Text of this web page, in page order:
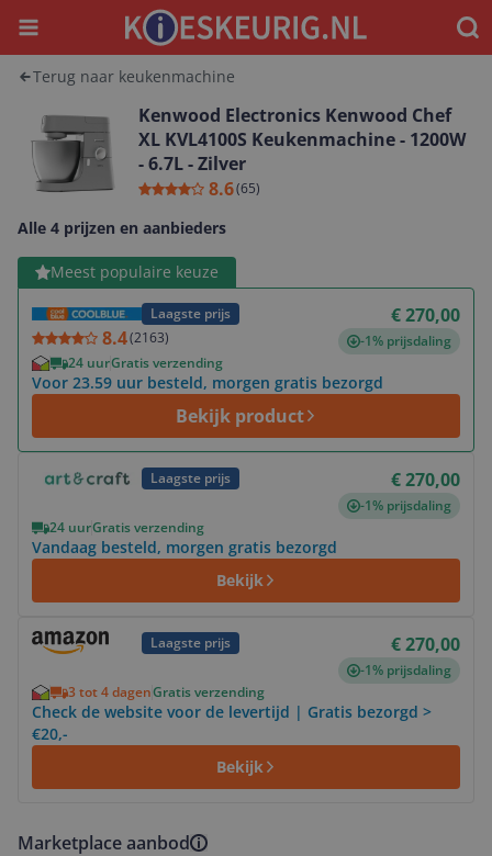
Menu
Terug naar keukenmachine
Kenwood Electronics Kenwood Chef
XL KVL4100S Keukenmachine - 1200W
- 6.7L - Zilver
8.6(65)
Alle 4 prijzen en aanbieders
Meest populaire keuze
Laagste prijs
8.4(2163)
€ 270,00
-1% prijsdaling
24 uurGratis verzending
Voor 23.59 uur besteld, morgen gratis bezorgd
Bekijk product
Bekijk product
Laagste prijs € 270,00
-1% prijsdaling
24 uurGratis verzending
Vandaag besteld, morgen gratis bezorgd
Bekijk
Laagste prijs € 270,00
-1% prijsdaling
3 tot 4 dagenGratis verzending
Check de website voor de levertijd | Gratis bezorgd >
€20,-
Bekijk
Bekijk product
Marketplace aanbod